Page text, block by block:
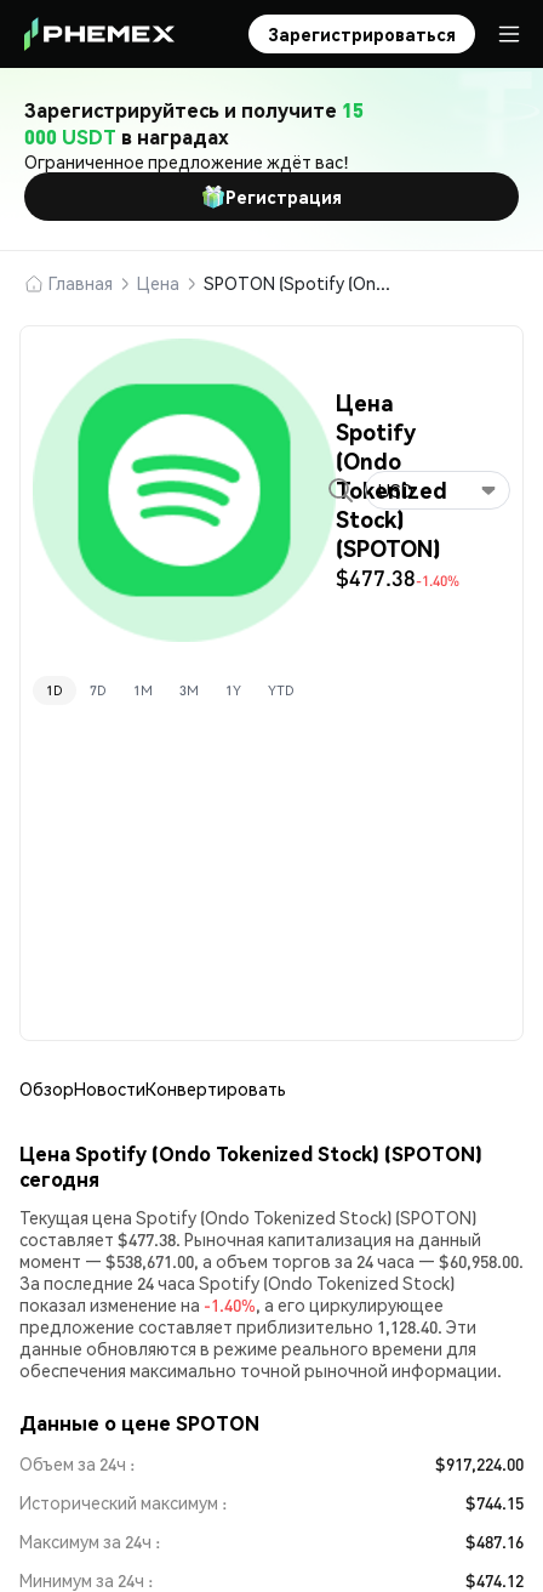
Зарегистрироваться
Зарегистрируйтесь и получите 15
000 USDT в наградах
Ограниченное предложение ждёт вас!
Регистрация
Главная Цена SPOTON (Spotify (Ondo Tokenized Stock))
Цена
Spotify
(Ondo
Tokenized
Stock)
(SPOTON)
$477.38-1.40%
USD
1D 7D 1M 3M 1Y YTD
ОбзорНовостиКонвертировать
Цена Spotify (Ondo Tokenized Stock) (SPOTON)
сегодня
Текущая цена Spotify (Ondo Tokenized Stock) (SPOTON)
составляет $477.38. Рыночная капитализация на данный
момент — $538,671.00, а объем торгов за 24 часа — $60,958.00.
За последние 24 часа Spotify (Ondo Tokenized Stock)
показал изменение на -1.40%, а его циркулирующее
предложение составляет приблизительно 1,128.40. Эти
данные обновляются в режиме реального времени для
обеспечения максимально точной рыночной информации.
Данные о цене SPOTON
Объем за 24ч
$917,224.00
Исторический максимум
$744.15
Максимум за 24ч
$487.16
Минимум за 24ч
$474.12